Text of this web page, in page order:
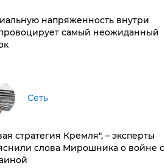
напряженность внутри
самый неожиданный
Сеть
стратегия Кремля", – эксперты
слова Мирошника о войне с